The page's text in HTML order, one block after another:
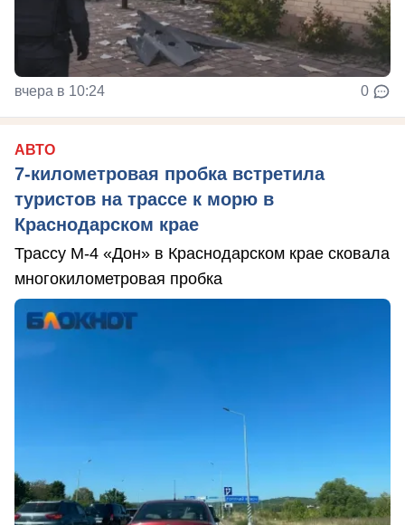
вчера в 10:24 0
АВТО
7-километровая пробка встретила
туристов на трассе к морю в
Краснодарском крае
Трассу М-4 «Дон» в Краснодарском крае сковала
многокилометровая пробка